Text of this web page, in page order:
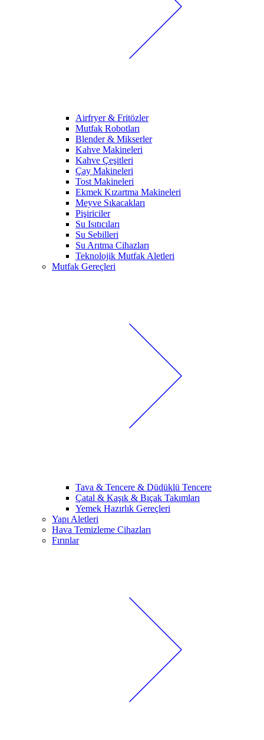
Airfryer & Fritözler
Mutfak Robotları
Blender & Mikserler
Kahve Makineleri
Kahve Çeşitleri
Çay Makineleri
Tost Makineleri
Ekmek Kızartma Makineleri
Meyve Sıkacakları
Pişiriciler
Su Isıtıcıları
Su Sebilleri
Su Arıtma Cihazları
Teknolojik Mutfak Aletleri
Mutfak Gereçleri
Tava & Tencere & Düdüklü Tencere
Çatal & Kaşık & Bıçak Takımları
Yemek Hazırlık Gereçleri
Yapı Aletleri
Hava Temizleme Cihazları
Fırınlar